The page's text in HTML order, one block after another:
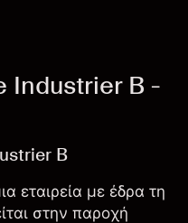
Industrier B -
B
εταιρεία με έδρα τη
στην παροχή